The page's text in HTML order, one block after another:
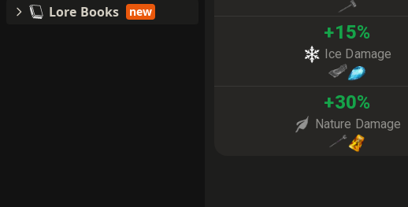
+15%
Ice Damage
+30%
Nature Damage
Lore Books
new